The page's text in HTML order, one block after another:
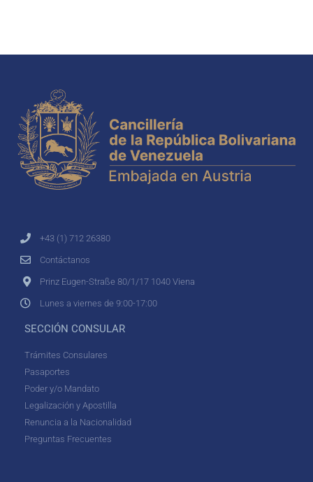
+43 (1) 712 26380
Contáctanos
Prinz Eugen-Straße 80/1/17 1040 Viena
Lunes a viernes de 9:00-17:00
SECCIÓN CONSULAR
Trámites Consulares
Pasaportes
Poder y/o Mandato
Legalización y Apostilla
Renuncia a la Nacionalidad
Preguntas Frecuentes